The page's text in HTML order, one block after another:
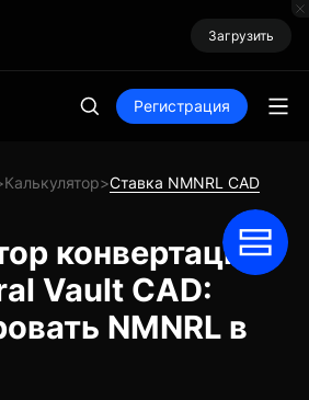
Загрузить
Регистрация
Калькулятор>Ставка NMNRL CAD
конвертации
Vault CAD:
NMNRL в